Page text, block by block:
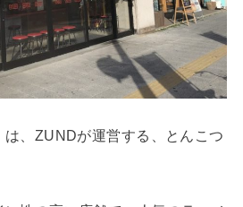
は、ZUNDが運営する、とんこつ